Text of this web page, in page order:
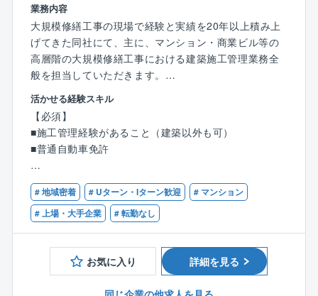
す。
スピードよりも質の高さを重視。一戸一戸を丁寧に施
工しています。
☆品質にこだわれる「分業制」
担当領域の分業化を行うことで、それぞれがプロフェ
ッショナルとして自らの業務に集中できるような体制
を整えています。
※一部地域では建築/土木をワンストップで管理してい
ます。
☆顧客管理なし！
顧客管理は元請が行い、積算担当者が発注のための拾
いを分業するので、施工管理にこだわった業務が可能
業務内容
大規模修繕工事の現場で経験と実績を20年以上積み上
げてきた同社にて、主に、マンション・商業ビル等の
高層階の大規模修繕工事における建築施工管理業務全
般を担当していただきます。
勤務地は札幌となります。
※本求人は経験者採用となります。
具体的には、下記業務を想定しております。
【具体的には】
◆品質／工程管理
◆原価管理
◆安全管理
◆環境管理
◆書類作成 等
※入社後、1～2現場は先輩社員と同行します。
【本求人のポイント】
活かせる経験スキル
【必須】
■施工管理経験があること（建築以外も可）
■普通自動車免許
【歓迎】
■建築施工管理技士の資格をお持ちの方
■建築士の資格をお持ちの方
■建築士、監理技術者資格
■マンション等の大規模修繕のご経験がある方。
■外壁・防水・耐震補強等の工事現場経験者
# 地域密着 # Uターン・Iターン歓迎
# マンション
# 上場・大手企業
# 転勤なし
お気に入り 詳細を見る